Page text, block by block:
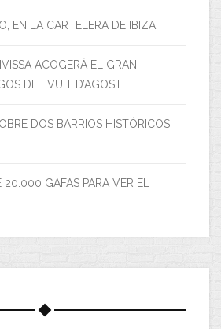
EN LA CARTELERA DE IBIZA
ACOGERÁ EL GRAN
DEL VUIT D’AGOST
DOS BARRIOS HISTÓRICOS
20.000 GAFAS PARA VER EL